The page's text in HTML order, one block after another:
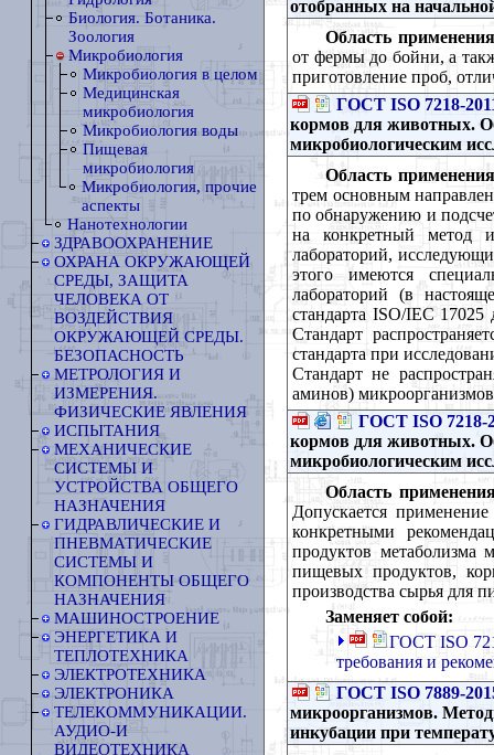
Биология. Ботаника.
Зоология
Микробиология
Микробиология в целом
Медицинская
микробиология
Микробиология воды
Пищевая
микробиология
Микробиология, прочие
аспекты
Нанотехнологии
ЗДРАВООХРАНЕНИЕ
ОХРАНА ОКРУЖАЮЩЕЙ
СРЕДЫ, ЗАЩИТА
ЧЕЛОВЕКА ОТ
ВОЗДЕЙСТВИЯ
ОКРУЖАЮЩЕЙ СРЕДЫ.
БЕЗОПАСНОСТЬ
МЕТРОЛОГИЯ И
ИЗМЕРЕНИЯ.
ФИЗИЧЕСКИЕ ЯВЛЕНИЯ
ИСПЫТАНИЯ
МЕХАНИЧЕСКИЕ
СИСТЕМЫ И
УСТРОЙСТВА ОБЩЕГО
НАЗНАЧЕНИЯ
ГИДРАВЛИЧЕСКИЕ И
ПНЕВМАТИЧЕСКИЕ
СИСТЕМЫ И
КОМПОНЕНТЫ ОБЩЕГО
НАЗНАЧЕНИЯ
МАШИНОСТРОЕНИЕ
ЭНЕРГЕТИКА И
ТЕПЛОТЕХНИКА
ЭЛЕКТРОТЕХНИКА
ЭЛЕКТРОНИКА
ТЕЛЕКОММУНИКАЦИИ.
АУДИО-И
ВИДЕОТЕХНИКА
отобранных на
Область
от фермы до бойни, а
приготовление проб,
ГОСТ ISO 7218-
кормов для животных.
микробиологическим
Область
трем основным
по обнаружению и
на конкретный метод
лабораторий,
этого имеются
лабораторий (в
стандарта ISO/IEC
Стандарт
стандарта при
Стандарт не
аминов)
ГОСТ ISO 7218-
кормов для животных.
микробиологическим
Область
Допускается
конкретными
продуктов метаболизма
пищевых продуктов,
производства сырья для
Заменяет собой:
ГОСТ ISO
требования и
ГОСТ ISO 7889-
микроорганизмов.
инкубации при